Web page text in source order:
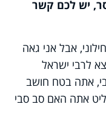
יש לכם קשר
אבל אני גאה
לרבי ישראל
אתה בטח חושב
אתה האם סב סבי